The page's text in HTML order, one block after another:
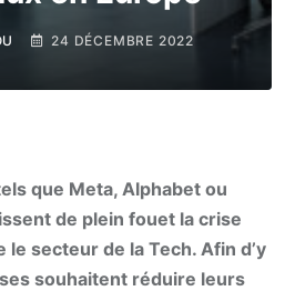
24 DÉCEMBRE 2022
que Meta, Alphabet ou
de plein fouet la crise
secteur de la Tech. Afin d’y
souhaitent réduire leurs